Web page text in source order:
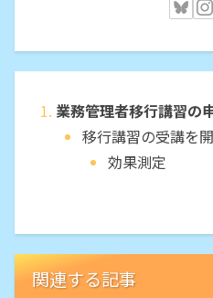
業務管理者移行講習の
移行講習の受講を開
効果測定
関連する記事